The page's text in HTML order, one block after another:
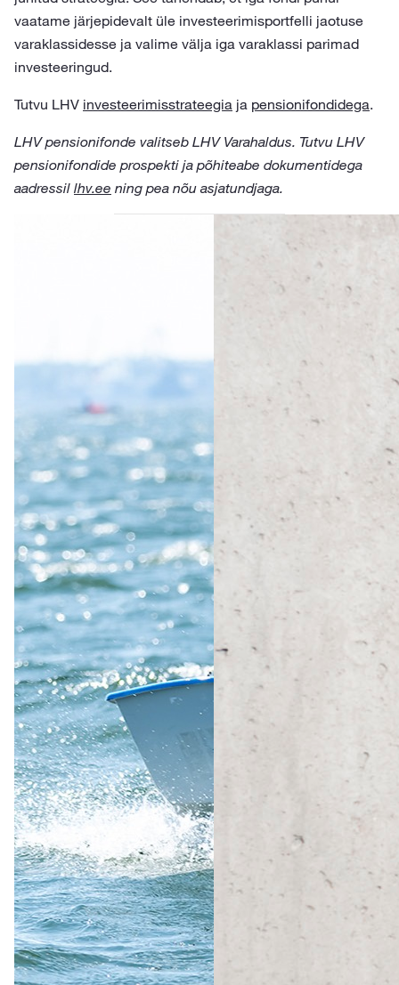
vaatame järjepidevalt üle investeerimisportfelli jaotuse
varaklassidesse ja valime välja iga varaklassi parimad
investeeringud.
Tutvu LHV investeerimisstrateegia ja pensionifondidega.
LHV pensionifonde valitseb LHV Varahaldus. Tutvu LHV
pensionifondide prospekti ja põhiteabe dokumentidega
aadressil lhv.ee ning pea nõu asjatundjaga.